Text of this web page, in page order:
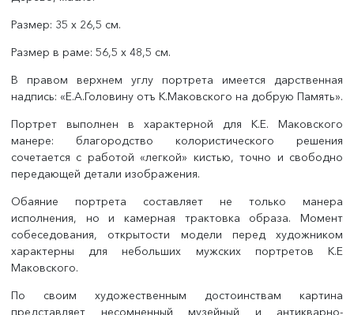
Размер: 35 x 26,5 см.
Размер в раме: 56,5 x 48,5 см.
В правом верхнем углу портрета имеется дарственная
надпись: «Е.А.Головину отъ К.Маковского на добрую Память».
Портрет выполнен в характерной для К.Е. Маковского
манере: благородство колористического решения
сочетается с работой «легкой» кистью, точно и свободно
передающей детали изображения.
Обаяние портрета составляет не только манера
исполнения, но и камерная трактовка образа. Момент
собеседования, открытости модели перед художником
характерны для небольших мужских портретов К.Е
Маковского.
По своим художественным достоинствам картина
представляет несомненный музейный и антикварно-